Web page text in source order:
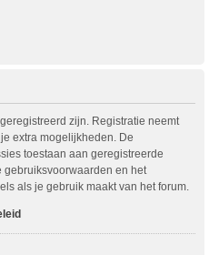
zijn. Registratie neemt
extra mogelijkheden. De
toestaan aan geregistreerde
gebruiksvoorwaarden en het
als je gebruik maakt van het forum.